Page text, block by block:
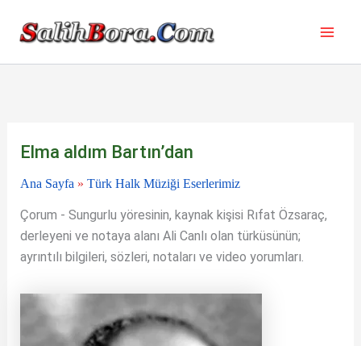
Elma aldım Bartın’dan
Ana Sayfa » Türk Halk Müziği Eserlerimiz
Çorum - Sungurlu yöresinin, kaynak kişisi Rıfat Özsaraç,
derleyeni ve notaya alanı Ali Canlı olan türküsünün;
ayrıntılı bilgileri, sözleri, notaları ve video yorumları.